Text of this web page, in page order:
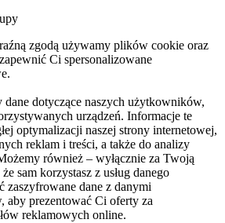
zgodą używamy plików cookie oraz
Ci spersonalizowane
dotyczące naszych użytkowników,
urządzeń. Informacje te
optymalizacji naszej strony internetowej,
reklam i treści, a także do analizy
również – wyłącznie za Twoją
sam korzystasz z usług danego
zaszyfrowane dane z danymi
aby prezentować Ci oferty za
reklamowych online.